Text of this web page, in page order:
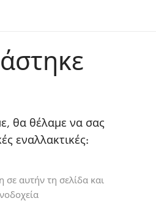
θα θέλαμε να σας
εναλλακτικές:
σε αυτήν τη σελίδα και